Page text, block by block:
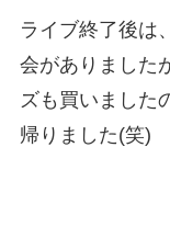
ライブ終了後は
会がありました
ズも買いました
帰りました(笑)